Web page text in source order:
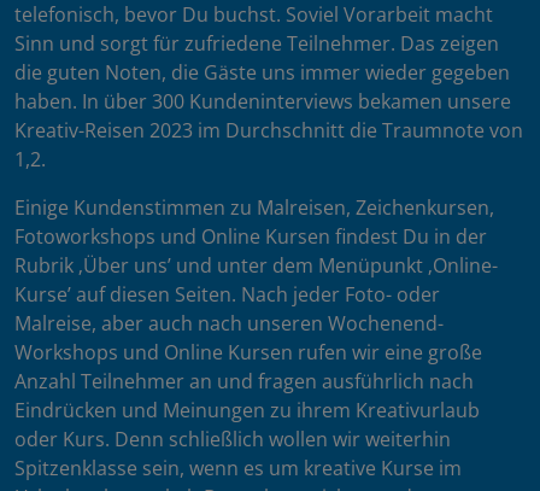
telefonisch, bevor Du buchst. Soviel Vorarbeit macht
Sinn und sorgt für zufriedene Teilnehmer. Das zeigen
die guten Noten, die Gäste uns immer wieder gegeben
haben. In über 300 Kundeninterviews bekamen unsere
Kreativ-Reisen 2023 im Durchschnitt die Traumnote von
1,2.
Einige Kundenstimmen zu Malreisen, Zeichenkursen,
Fotoworkshops und Online Kursen findest Du in der
Rubrik ‚Über uns’ und unter dem Menüpunkt ‚Online-
Kurse’ auf diesen Seiten. Nach jeder Foto- oder
Malreise, aber auch nach unseren Wochenend-
Workshops und Online Kursen rufen wir eine große
Anzahl Teilnehmer an und fragen ausführlich nach
Eindrücken und Meinungen zu ihrem Kreativurlaub
oder Kurs. Denn schließlich wollen wir weiterhin
Spitzenklasse sein, wenn es um kreative Kurse im